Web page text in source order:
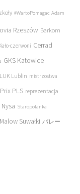
#WartoPomagac Adam
Rzeszów Barkom
czerwoni Cerrad
GKS Katowice
LUK Lublin mistrzostwa
PLS reprezentacja
Staropolanka
Suwałki バレー